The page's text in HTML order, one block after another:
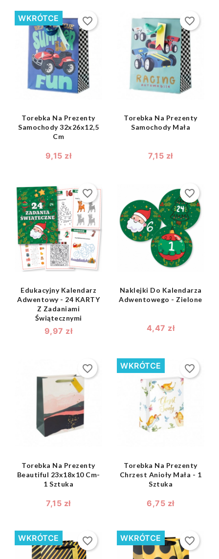
shopping_bag 
Torebka Na Prezenty
Samochody 32x26x12,5
Cm
9,15 zł
WKRÓTCE favorite_border
shopping_bag 
Torebka Na Prezenty
Samochody Mała
7,15 zł
favorite_border
shopping_bag 
Edukacyjny Kalendarz
Adwentowy - 24 KARTY
Z Zadaniami
Świątecznymi
9,97 zł
favorite_border
shopping_bag 
Naklejki Do Kalendarza
Adwentowego - Zielone
4,47 zł
favorite_border
shopping_bag 
Torebka Na Prezenty
Beautiful 23x18x10 Cm-
1 Sztuka
7,15 zł
favorite_border
shopping_bag 
Torebka Na Prezenty
Chrzest Anioły Mała - 1
Sztuka
6,75 zł
WKRÓTCE favorite_border
WKRÓTCE favorite_border WKRÓTCE favorite_border